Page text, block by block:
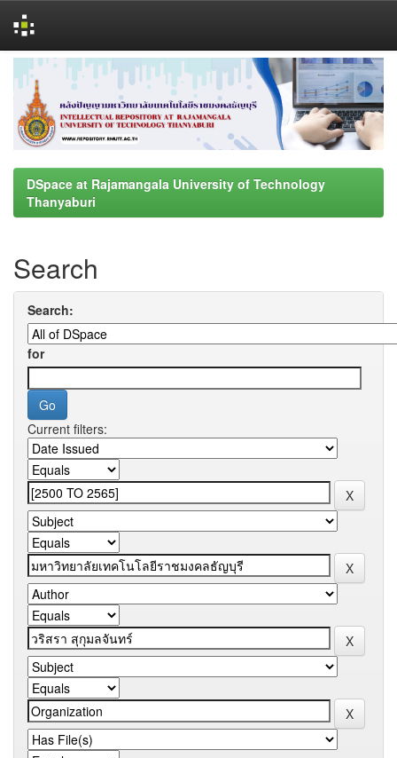
navigation
DSpace at Rajamangala University of Technology
Thanyaburi
Search
Search:
for
Current filters: